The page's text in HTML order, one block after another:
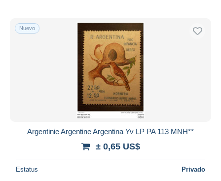
Nuevo
Argentinie Argentine Argentina Yv LP PA 113 MNH**
± 0,65 US$
Estatus Privado